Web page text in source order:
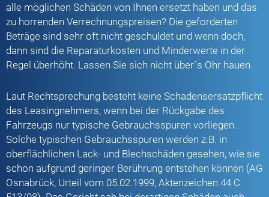
alle möglichen Schäden von Ihnen ersetzt haben und das
zu horrenden Verrechnungspreisen? Die geforderten
Beträge sind sehr oft nicht geschuldet und wenn doch,
dann sind die Reparaturkosten und Minderwerte in der
Regel überhöht. Lassen Sie sich nicht über´s Ohr hauen.
Laut Rechtsprechung besteht keine Schadensersatzpflicht
des Leasingnehmers, wenn bei der Rückgabe des
Fahrzeugs nur typische Gebrauchsspuren vorliegen.
Solche typischen Gebrauchsspuren werden z.B. in
oberflächlichen Lack- und Blechschäden gesehen, wie sie
schon aufgrund geringer Berührung entstehen können (AG
Osnabrück, Urteil vom 05.02.1999, Aktenzeichen 44 C